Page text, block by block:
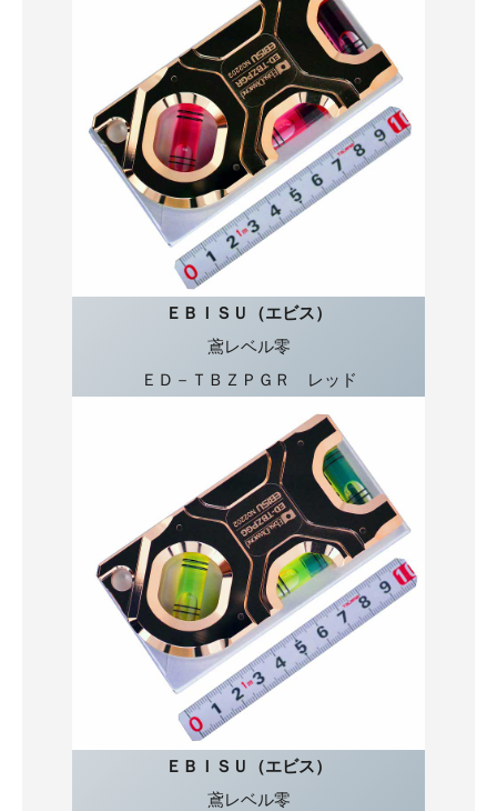
ＥＢＩＳＵ（エビス）
鳶レベル零
ＥＤ－ＴＢＺＰＧＲ レッド
ＥＢＩＳＵ（エビス）
鳶レベル零